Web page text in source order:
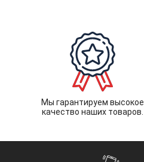
Мы гарантируем высокое
качество наших товаров.